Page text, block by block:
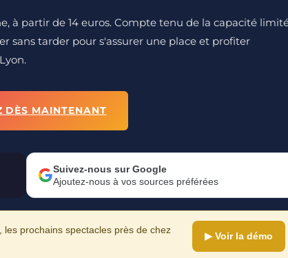
à partir de 14 euros. Compte tenu de la capacité
sans tarder pour s'assurer une place et profiter
DÈS MAINTENANT
Suivez-nous sur Google
Ajoutez-nous à vos sources préférées
prochains spectacles près de chez
▶ Voir la démo